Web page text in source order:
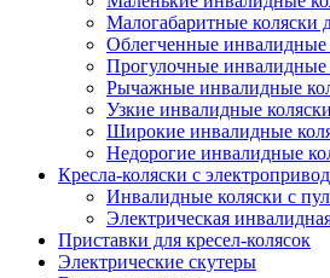
Малогабаритные коляски
Облегченные инвалидные
Прогулочные инвалидные
Рычажные инвалидные
Узкие инвалидные коляски
Широкие инвалидные
Недорогие инвалидные
Кресла-коляски с
Инвалидные коляски с
Электрическая
Приставки для кресел-колясок
Электрические скутеры